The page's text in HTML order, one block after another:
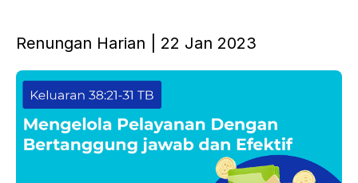
Renungan Harian | 22 Jan 2023